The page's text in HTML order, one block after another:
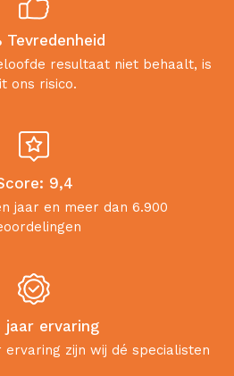
Tevredenheid
resultaat niet behaalt, is
ons risico.
9,4
jaar en meer dan 6.900
jaar ervaring
ervaring zijn wij dé specialisten